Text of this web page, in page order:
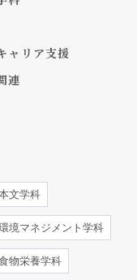
ャリア支援
連
文学科
境マネジメント学科
物栄養学科